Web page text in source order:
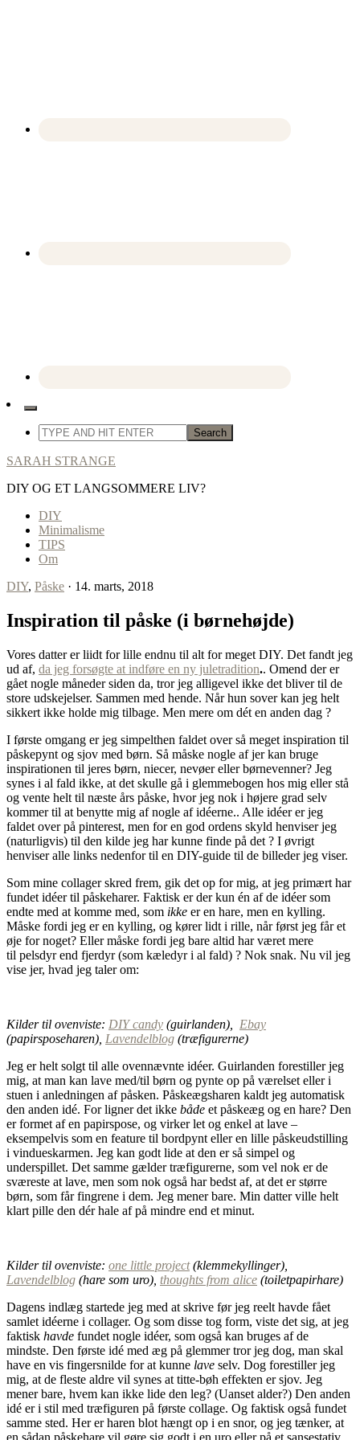
SARAH STRANGE
DIY OG ET LANGSOMMERE LIV?
DIY
Minimalisme
TIPS
Om
DIY, Påske · 14. marts, 2018
Inspiration til påske (i børnehøjde)
Vores datter er liidt for lille endnu til alt for meget DIY. Det fandt jeg
ud af, da jeg forsøgte at indføre en ny juletradition.. Omend der er
gået nogle måneder siden da, tror jeg alligevel ikke det bliver til de
store udskejelser. Sammen med hende. Når hun sover kan jeg helt
sikkert ikke holde mig tilbage. Men mere om dét en anden dag ?
I første omgang er jeg simpelthen faldet over så meget inspiration til
påskepynt og sjov med børn. Så måske nogle af jer kan bruge
inspirationen til jeres børn, niecer, nevøer eller børnevenner? Jeg
synes i al fald ikke, at det skulle gå i glemmebogen hos mig eller stå
og vente helt til næste års påske, hvor jeg nok i højere grad selv
kommer til at benytte mig af nogle af idéerne.. Alle idéer er jeg
faldet over på pinterest, men for en god ordens skyld henviser jeg
(naturligvis) til den kilde jeg har kunne finde på det ? I øvrigt
henviser alle links nedenfor til en DIY-guide til de billeder jeg viser.
Som mine collager skred frem, gik det op for mig, at jeg primært har
fundet idéer til påskeharer. Faktisk er der kun én af de idéer som
endte med at komme med, som ikke er en hare, men en kylling.
Måske fordi jeg er en kylling, og kører lidt i rille, når først jeg får et
øje for noget? Eller måske fordi jeg bare altid har været mere
til pelsdyr end fjerdyr (som kæledyr i al fald) ? Nok snak. Nu vil jeg
vise jer, hvad jeg taler om:
Kilder til ovenviste: DIY candy (guirlanden), Ebay
(papirsposeharen), Lavendelblog (træfigurerne)
Jeg er helt solgt til alle ovennævnte idéer. Guirlanden forestiller jeg
mig, at man kan lave med/til børn og pynte op på værelset eller i
stuen i anledningen af påsken. Påskeægsharen kaldt jeg automatisk
den anden idé. For ligner det ikke både et påskeæg og en hare? Den
er formet af en papirspose, og virker let og enkel at lave –
eksempelvis som en feature til bordpynt eller en lille påskeudstilling
i vindueskarmen. Jeg kan godt lide at den er så simpel og
underspillet. Det samme gælder træfigurerne, som vel nok er de
sværeste at lave, men som nok også har bedst af, at det er større
børn, som får fingrene i dem. Jeg mener bare. Min datter ville helt
klart pille den dér hale af på mindre end et minut.
Kilder til ovenviste: one little project(klemmekyllinger),
Lavendelblog (hare som uro), thoughts from alice (toiletpapirhare)
Dagens indlæg startede jeg med at skrive før jeg reelt havde fået
samlet idéerne i collager. Og som disse tog form, viste det sig, at jeg
faktisk havde fundet nogle idéer, som også kan bruges af de
mindste. Den første idé med æg på glemmer tror jeg dog, man skal
have en vis fingersnilde for at kunne lave selv. Dog forestiller jeg
mig, at de fleste aldre vil synes at titte-bøh effekten er sjov. Jeg
mener bare, hvem kan ikke lide den leg? (Uanset alder?) Den anden
idé er i stil med træfiguren på første collage. Og faktisk også fundet
samme sted. Her er haren blot hængt op i en snor, og jeg tænker, at
en sådan påskehare vil gøre sig godt i en uro eller på et sansestativ